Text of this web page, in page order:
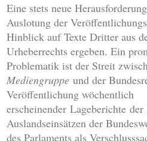
Eine stets neue
Auslotung der
Hinblick auf Texte Dritter aus
Urheberrechts ergeben. Ein
Problematik ist der Streit
Mediengruppeund der
Veröffentlichung wöchentlich
erscheinender Lageberichte
Auslandseinsätzen der
des Parlaments als